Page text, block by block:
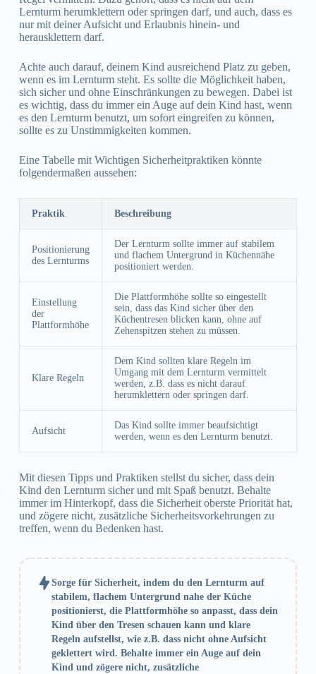
Lernturm herumklettern oder springen darf, und auch, dass es
nur mit deiner Aufsicht und Erlaubnis hinein- und
herausklettern darf.
Achte auch darauf, deinem Kind ausreichend Platz zu geben,
wenn es im Lernturm steht. Es sollte die Möglichkeit haben,
sich sicher und ohne Einschränkungen zu bewegen. Dabei ist
es wichtig, dass du immer ein Auge auf dein Kind hast, wenn
es den Lernturm benutzt, um sofort eingreifen zu können,
sollte es zu Unstimmigkeiten kommen.
Eine Tabelle mit Wichtigen Sicherheitpraktiken könnte
folgendermaßen aussehen:
Praktik Beschreibung
Positionierung
des Lernturms
Der Lernturm sollte immer auf stabilem
und flachem Untergrund in Küchennähe
positioniert werden.
Einstellung
der
Plattformhöhe
Die Plattformhöhe sollte so eingestellt
sein, dass das Kind sicher über den
Küchentresen blicken kann, ohne auf
Zehenspitzen stehen zu müssen.
Klare Regeln
Dem Kind sollten klare Regeln im
Umgang mit dem Lernturm vermittelt
werden, z.B. dass es nicht darauf
herumklettern oder springen darf.
Aufsicht
Das Kind sollte immer beaufsichtigt
werden, wenn es den Lernturm benutzt.
Mit diesen Tipps und Praktiken stellst du sicher, dass dein
Kind den Lernturm sicher und mit Spaß benutzt. Behalte
immer im Hinterkopf, dass die Sicherheit oberste Priorität hat,
und zögere nicht, zusätzliche Sicherheitsvorkehrungen zu
treffen, wenn du Bedenken hast.
Sorge für Sicherheit, indem du den Lernturm auf
stabilem, flachem Untergrund nahe der Küche
positionierst, die Plattformhöhe so anpasst, dass dein
Kind über den Tresen schauen kann und klare
Regeln aufstellst, wie z.B. dass nicht ohne Aufsicht
geklettert wird. Behalte immer ein Auge auf dein
Kind und zögere nicht, zusätzliche